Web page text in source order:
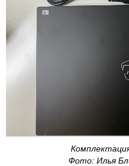
Фото: Илья